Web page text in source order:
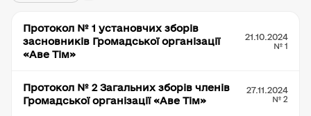
Протокол № 1 установчих зборів
засновників Громадської організації
«Аве Тім»
21.10.2024
№ 1
Протокол № 2 Загальних зборів членів
Громадської організації «Аве Тім»
27.11.2024
№ 2